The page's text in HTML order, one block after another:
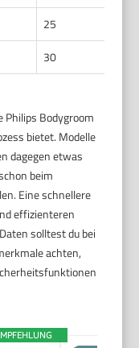
25
30
Philips Bodygroom
bietet. Modelle
dagegen etwas
beim
Eine schnellere
effizienteren
solltest du bei
achten,